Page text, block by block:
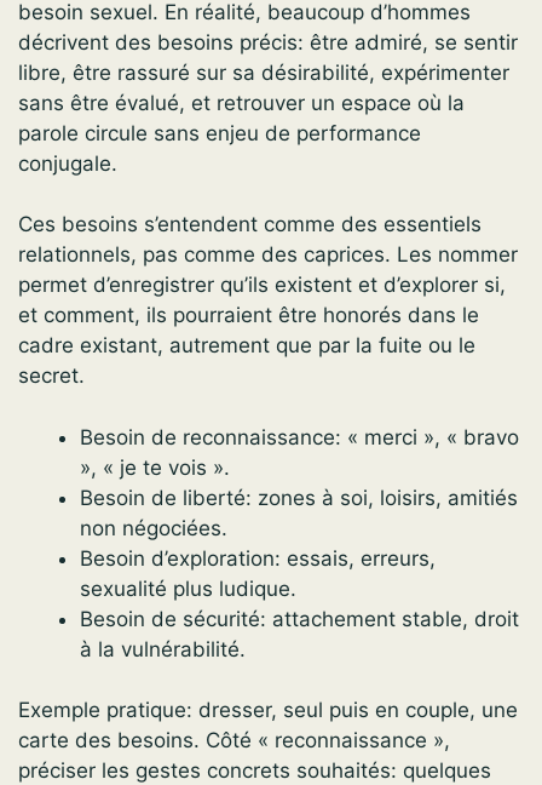
besoin sexuel. En réalité, beaucoup d’hommes
décrivent des besoins précis: être admiré, se sentir
libre, être rassuré sur sa désirabilité, expérimenter
sans être évalué, et retrouver un espace où la
parole circule sans enjeu de performance
conjugale.
Ces besoins s’entendent comme des essentiels
relationnels, pas comme des caprices. Les nommer
permet d’enregistrer qu’ils existent et d’explorer si,
et comment, ils pourraient être honorés dans le
cadre existant, autrement que par la fuite ou le
secret.
Besoin de reconnaissance: « merci », « bravo
», « je te vois ».
Besoin de liberté: zones à soi, loisirs, amitiés
non négociées.
Besoin d’exploration: essais, erreurs,
sexualité plus ludique.
Besoin de sécurité: attachement stable, droit
à la vulnérabilité.
Exemple pratique: dresser, seul puis en couple, une
carte des besoins. Côté « reconnaissance »,
préciser les gestes concrets souhaités: quelques